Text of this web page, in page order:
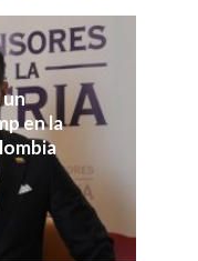
un
en la